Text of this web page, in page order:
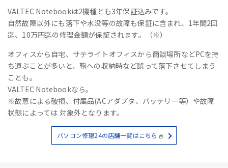
VALTEC Notebookは2機種とも3年保証込みです。
自然故障以外にも落下や水没等の故障も保証に含まれ、1年間2回
迄、10万円迄の修理金額が保証されます。（※）
オフィスから自宅、サテライトオフィスから商談場所などPCを持
ち運ぶことが多いと、鞄への収納時など誤って落下させてしまう
ことも。
VALTEC Notebookなら。
※故意による破損、付属品(ACアダプタ、バッテリー等）や故障
状態によっては 対象外となります。
パソコン修理24の店舗一覧はこちら